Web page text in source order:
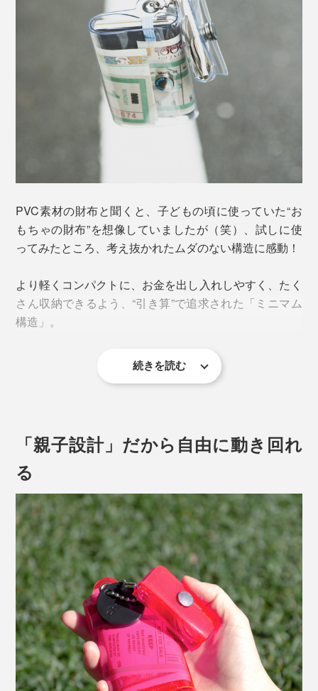
「お札に折れ線が入る」「お札が曲がりすぎて、駅の自
動清算機になかなか入らない」という、“ミニ財布ある
ある”もご心配なく！素材特有のハリ感によって、丸み
を帯びた形状を保ちながら三つ折りになるので、中に入
れたお札は弧を描く程度です。
この「遊びウォレット」は、SALLIES（サリーズ）の代
表・篠本氏が自分用の「最小構造ウォレット」を作ろう
と考えたことがきっかけで生まれました。
PVC素材の財布と聞くと、子どもの頃に使っていた“お
もちゃの財布”を想像していましたが（笑）、試しに使
ってみたところ、考え抜かれたムダのない構造に感動！
より軽くコンパクトに、お金を出し入れしやすく、たく
さん収納できるよう、“引き算”で追求された「ミニマム
構造」。
ごくシンプルなデザインですが、お札12枚、カード8
続きを読む
「親子設計」だから自由に動き回れ
る